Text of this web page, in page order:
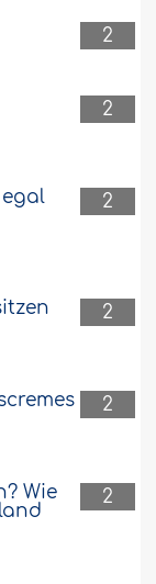
2
2
2
egal
2
2
2
Wie